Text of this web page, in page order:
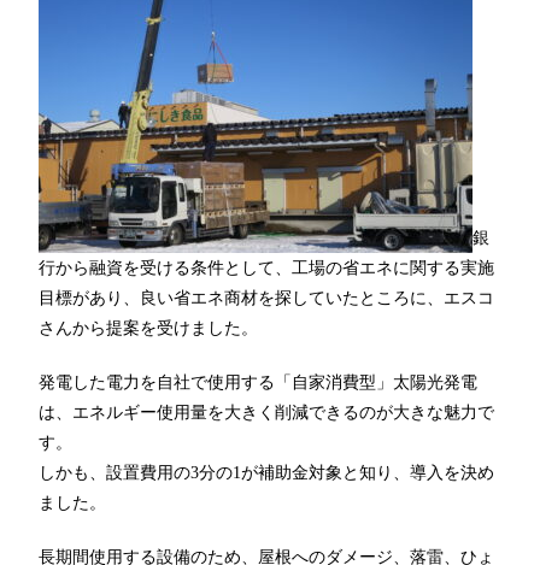
銀
行から融資を受ける条件として、工場の省エネに関する実施
目標があり、良い省エネ商材を探していたところに、エスコ
さんから提案を受けました。
発電した電力を自社で使用する「自家消費型」太陽光発電
は、エネルギー使用量を大きく削減できるのが大きな魅力で
す。
しかも、設置費用の3分の1が補助金対象と知り、導入を決め
ました。
長期間使用する設備のため、屋根へのダメージ、落雷、ひょ